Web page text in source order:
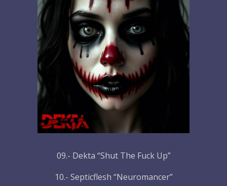
09.- Dekta “Shut The Fuck Up”
10.- Septicflesh “Neuromancer”